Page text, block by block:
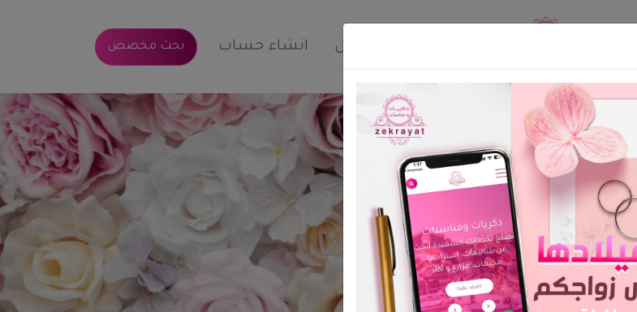
تسجيل دخول انشاء حساب بحث مخصص
سر الحلى للضيافة
الرئيسية سر الحلى للضيافة